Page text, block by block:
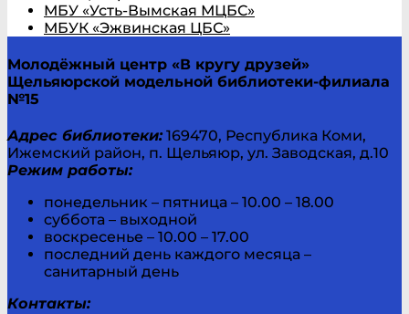
МБУ «Усть-Вымская МЦБС»
МБУК «Эжвинская ЦБС»
Молодёжный центр «В кругу друзей»
Щельяюрской модельной библиотеки-филиала
№15
Адрес библиотеки:169470, Республика Коми,
Ижемский район, п. Щельяюр, ул. Заводская, д.10
Режим работы:
понедельник – пятница – 10.00 – 18.00
суббота – выходной
воскресенье – 10.00 – 17.00
последний день каждого месяца –
санитарный день
Контакты: